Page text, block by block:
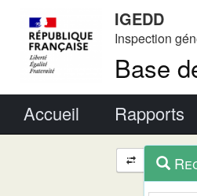
IGEDD
Inspection
Base
Accueil Rapports
et
outils